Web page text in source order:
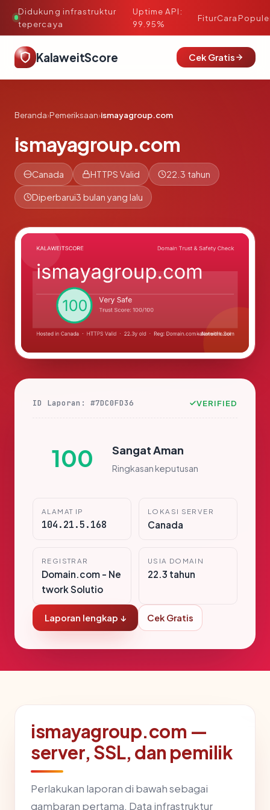
Didukung infrastruktur
tepercaya
·
Uptime API:
99.95%
FiturCara
KalaweitScore Cek Gratis
Beranda›Pemeriksaan›ismayagroup.com
ismayagroup.com
Canada HTTPS Valid 22.3 tahun
Diperbarui3 bulan yang lalu
ID Laporan: #7DC0FD36 VERIFIED
100 Sangat Aman
Ringkasan keputusan
ALAMAT IP
104.21.5.168
LOKASI SERVER
Canada
REGISTRAR
Domain.com - Ne
twork Solutio
USIA DOMAIN
22.3 tahun
Laporan lengkap ↓ Cek Gratis
ismayagroup.com —
server, SSL, dan pemilik
Perlakukan laporan di bawah sebagai
gambaran pertama. Data infrastruktur